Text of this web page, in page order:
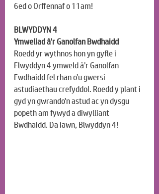
6ed o Orffennaf o 11am!
BLWYDDYN 4
Ymweliad â'r Ganolfan Bwdhaidd
Roedd yr wythnos hon yn gyfle i
Flwyddyn 4 ymweld â’r Ganolfan
Fwdhaidd fel rhan o’u gwersi
astudiaethau crefyddol. Roedd y plant i
gyd yn gwrando'n astud ac yn dysgu
popeth am fywyd a diwylliant
Bwdhaidd. Da iawn, Blwyddyn 4!